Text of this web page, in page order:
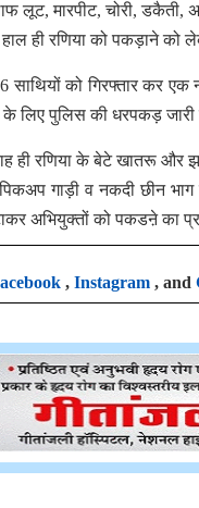
लूट, मारपीट, चोरी,
ही रणिया को पकड़ाने को
को गिरफ्तार कर
लिए पुलिस की धरपकड़ जारी
ही रणिया के बेटे खातरू और
गाड़ी व नकदी छीन भाग
अभियुक्तों को पकडऩे का
, Instagram , and